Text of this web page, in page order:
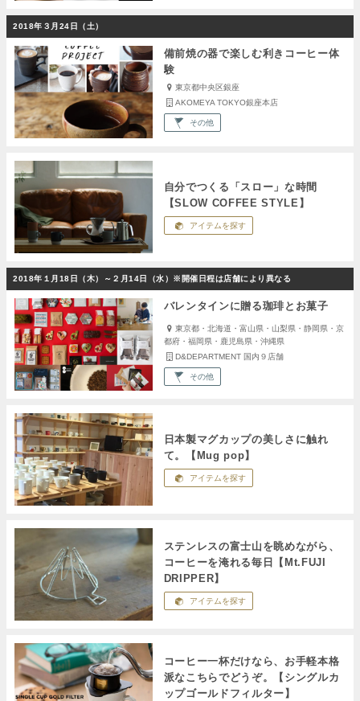
2018年３月24日（土）
備前焼の器で楽しむ利きコーヒー体
験
東京都中央区銀座
AKOMEYA TOKYO銀座本店
その他
自分でつくる「スロー」な時間
【SLOW COFFEE STYLE】
アイテムを探す
2018年１月18日（木）～２月14日（水）※開催日程は店舗により異なる
バレンタインに贈る珈琲とお菓子
東京都・北海道・富山県・山梨県・静岡県・京
都府・福岡県・鹿児島県・沖縄県
D&DEPARTMENT 国内９店舗
その他
日本製マグカップの美しさに触れ
て。【Mug pop】
アイテムを探す
ステンレスの富士山を眺めながら、
コーヒーを淹れる毎日【Mt.FUJI
DRIPPER】
アイテムを探す
コーヒー一杯だけなら、お手軽本格
派なこちらでどうぞ。【シングルカ
ップゴールドフィルター】